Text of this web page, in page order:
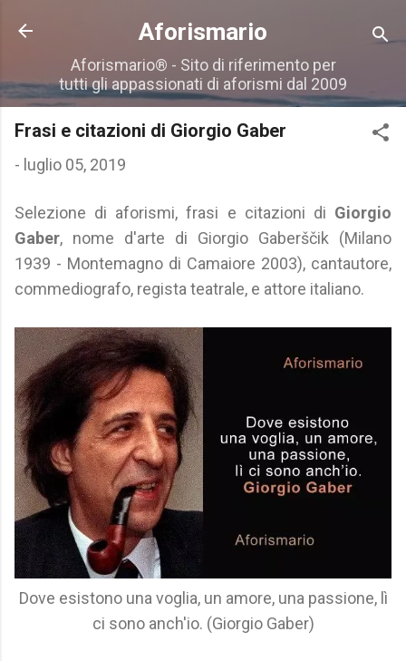
Passa ai contenuti principali
Aforismario
Aforismario® - Sito di riferimento per
tutti gli appassionati di aforismi dal 2009
Frasi e citazioni di Giorgio Gaber
- luglio 05, 2019
Selezione di aforismi, frasi e citazioni di Giorgio
Gaber, nome d'arte di Giorgio Gaberščik (Milano
1939 - Montemagno di Camaiore 2003), cantautore,
commediografo, regista teatrale, e attore italiano.
Dove esistono una voglia, un amore, una passione, lì
ci sono anch'io. (Giorgio Gaber)